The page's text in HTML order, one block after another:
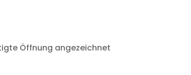
Öffnung angezeichnet